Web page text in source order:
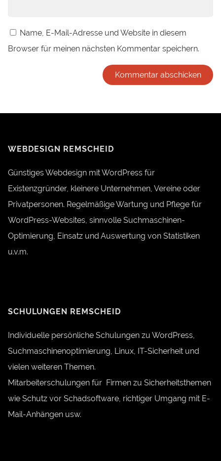
Name, E-Mail-Adresse und Website in diesem
Browser für meinen nächsten Kommentar speichern.
WEBDESIGN REMSCHEID
Günstiges Webdesign mit WordPress für
Existenzgründer, kleinere Unternehmen, Vereine oder
Privatpersonen. Regelmäßige Wartung und Pflege für
WordPress-Websites, sinnvolle Suchmaschinen-
Optimierung, Einsatz und Auswertung von Statistiken
u.v.m.
SCHULUNGEN REMSCHEID
Individuelle persönliche Schulungen zu WordPress,
Suchmaschinenoptimierung, Linux, IT-Sicherheit und
vielen weiteren Themen.
Mitarbeiterschulungen für Firmen zu Sicherheitsthemen
wie Schutz vor Schadsoftware, richtiger Umgang mit E-
Mail-Anhängen usw.